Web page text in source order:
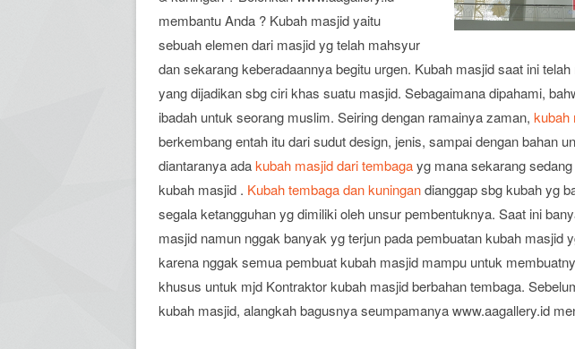
membantu Anda ? Kubah masjid yaitu
sebuah elemen dari masjid yg telah mahsyur
dan sekarang keberadaannya begitu urgen. Kubah masjid saat ini
yang dijadikan sbg ciri khas suatu masjid. Sebagaimana dipahami,
ibadah untuk seorang muslim. Seiring dengan ramainya zaman, kubah
berkembang entah itu dari sudut design, jenis, sampai dengan bahan
diantaranya adakubah masjid dari tembagayg mana sekarang
kubah masjid . Kubah tembaga dan kuningandianggap sbg kubah yg
segala ketangguhan yg dimiliki oleh unsur pembentuknya. Saat ini
masjid namun nggak banyak yg terjun pada pembuatan kubah masjid
karena nggak semua pembuat kubah masjid mampu untuk
khusus untuk mjd Kontraktor kubah masjid berbahan tembaga.
kubah masjid, alangkah bagusnya seumpamanya www.aagallery.id